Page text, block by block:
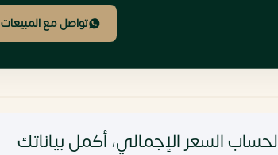
تواصل مع المبيعات
لحساب السعر الإجمالي، أكمل بياناتك